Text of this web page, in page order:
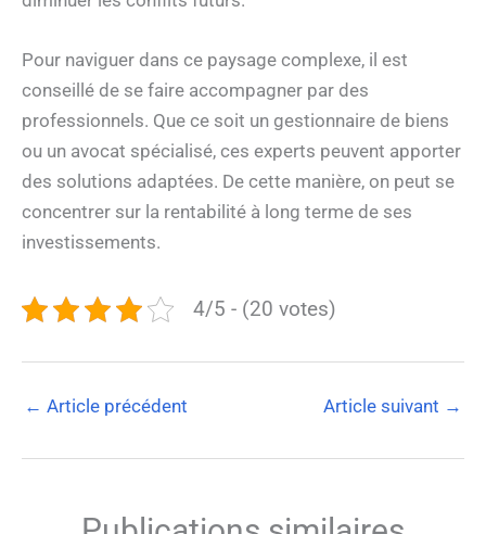
Pour naviguer dans ce paysage complexe, il est
conseillé de se faire accompagner par des
professionnels. Que ce soit un gestionnaire de biens
ou un avocat spécialisé, ces experts peuvent apporter
des solutions adaptées. De cette manière, on peut se
concentrer sur la rentabilité à long terme de ses
investissements.
4/5 - (20 votes)
← Article précédent Article suivant →